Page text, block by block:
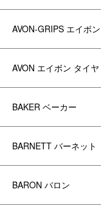
AVON-GRIPS エイボ
AVON エイボン タイヤ
BAKER ベーカー
BARNETT バーネット
BARON バロン